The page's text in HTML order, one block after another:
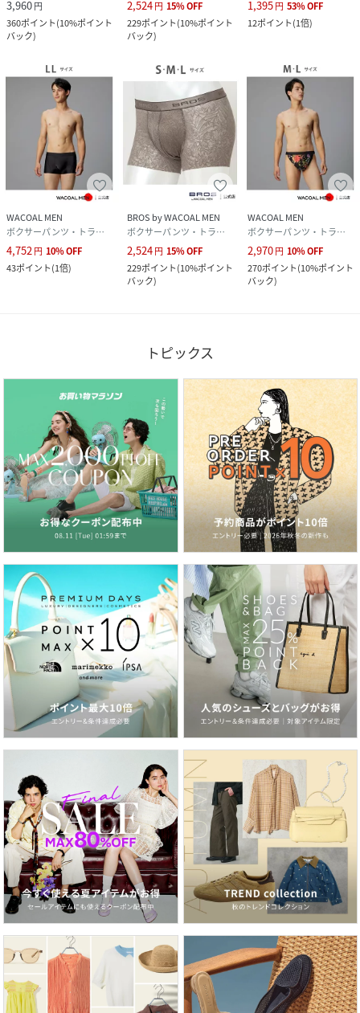
3,960円
360ポイント(10%ポイント
バック)
2,524円 15%OFF
229ポイント(10%ポイント
バック)
1,395円 53%OFF
12ポイント(1倍)
WACOAL MEN
ボクサーパンツ・トランクス
4,752 円 10%OFF
43ポイント(1倍)
BROS by WACOAL MEN
ボクサーパンツ・トランクス
2,524円 15%OFF
229ポイント(10%ポイント
バック)
WACOAL MEN
ボクサーパンツ・トランクス
2,970円 10%OFF
270ポイント(10%ポイント
バック)
トピックス